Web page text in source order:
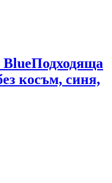
Подходяща
косъм, синя,